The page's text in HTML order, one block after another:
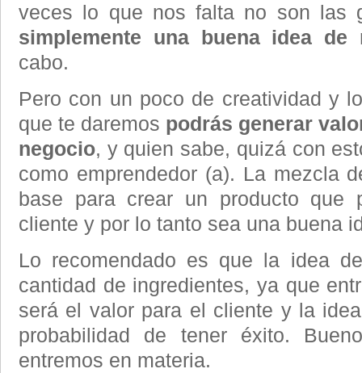
veces lo que nos falta no son las
simplemente una buena idea de
cabo.
Pero con un poco de creatividad y
que te daremos podrás generar
negocio, y quien sabe, quizá con
como emprendedor (a). La mezcla
base para crear un producto que
cliente y por lo tanto sea una buena
Lo recomendado es que la idea
cantidad de ingredientes, ya que
será el valor para el cliente y la
probabilidad de tener éxito.
entremos en materia.